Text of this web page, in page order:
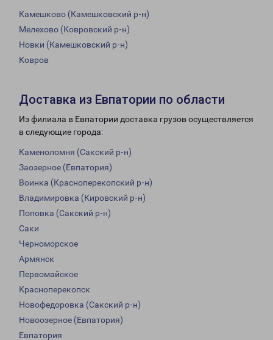
Камешково (Камешковский р-н)
Мелехово (Ковровский р-н)
Новки (Камешковский р-н)
Ковров
Доставка из Евпатории по области
Из филиала в Евпатории доставка грузов осуществляется
в следующие города:
Каменоломня (Сакский р-н)
Заозерное (Евпатория)
Воинка (Красноперекопский р-н)
Владимировка (Кировский р-н)
Поповка (Сакский р-н)
Саки
Черноморское
Армянск
Первомайское
Красноперекопск
Новофедоровка (Сакский р-н)
Новоозерное (Евпатория)
Евпатория